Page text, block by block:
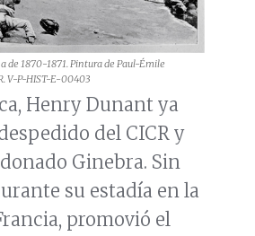
de 1870-1871. Pintura de Paul-Émile
V-P-HIST-E-00403
Henry Dunant ya
del CICR y
Ginebra. Sin
su estadía en la
promovió el